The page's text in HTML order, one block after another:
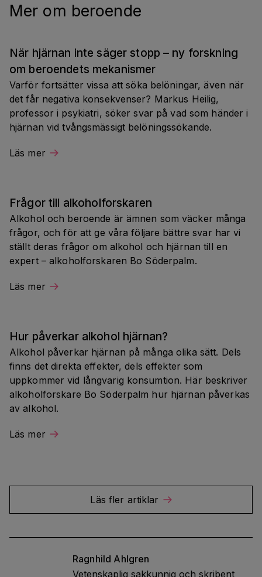
Mer om beroende
När hjärnan inte säger stopp – ny forskning
om beroendets mekanismer
Varför fortsätter vissa att söka belöningar, även när
det får negativa konsekvenser? Markus Heilig,
professor i psykiatri, söker svar på vad som händer i
hjärnan vid tvångsmässigt belöningssökande.
Läs mer
Frågor till alkoholforskaren
Alkohol och beroende är ämnen som väcker många
frågor, och för att ge våra följare bättre svar har vi
ställt deras frågor om alkohol och hjärnan till en
expert – alkoholforskaren Bo Söderpalm.
Läs mer
Hur påverkar alkohol hjärnan?
Alkohol påverkar hjärnan på många olika sätt. Dels
finns det direkta effekter, dels effekter som
uppkommer vid långvarig konsumtion. Här beskriver
alkoholforskare Bo Söderpalm hur hjärnan påverkas
av alkohol.
Läs mer
Läs fler artiklar
Ragnhild Ahlgren
Vetenskaplig sakkunnig och skribent